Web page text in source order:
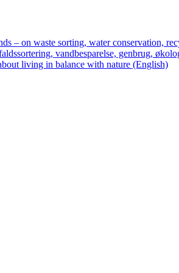
– on waste sorting, water conservation,
vandbesparelse, genbrug,
living in balance with nature (English)